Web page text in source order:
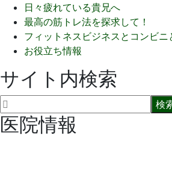
日々疲れている貴兄へ
最高の筋トレ法を探求して！
フィットネスビジネスとコンビ
お役立ち情報
サイト内検索
医院情報